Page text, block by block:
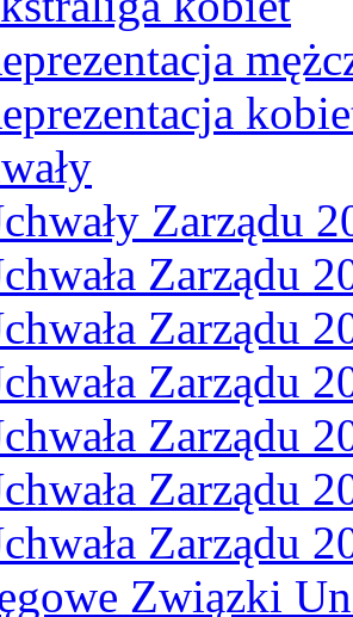
Zarządu
Zarządu
Zarządu
Zarządu
Zarządu
Zarządu
Zarządu
Związki